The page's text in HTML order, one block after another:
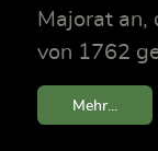
Majorat an,
von 1762
Mehr...